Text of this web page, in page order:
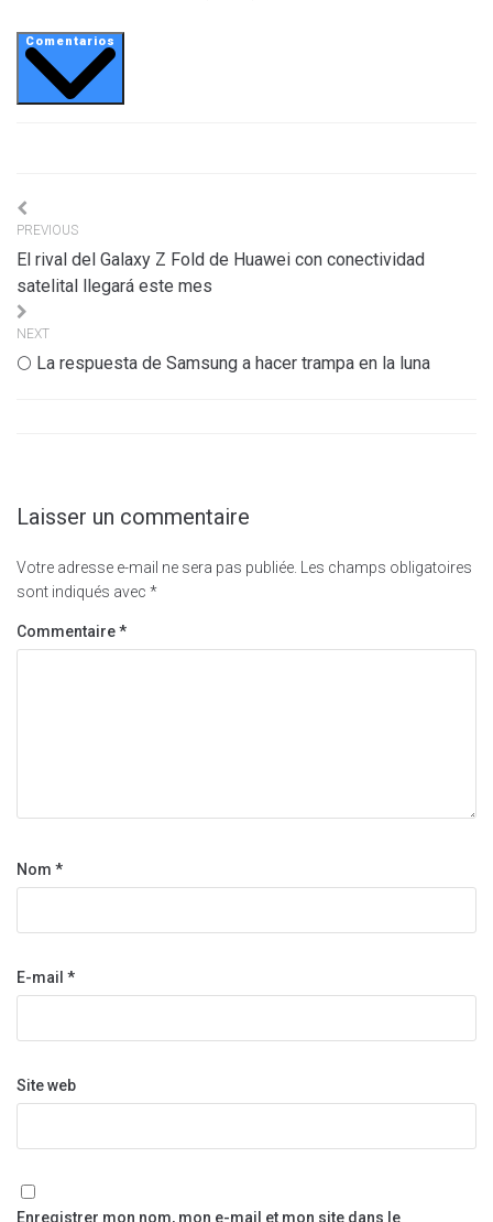
Comentarios
Navigation
de
l’article
PREVIOUS
El rival del Galaxy Z Fold de Huawei con conectividad
satelital llegará este mes
NEXT
🌕 La respuesta de Samsung a hacer trampa en la luna
Laisser un commentaire
Votre adresse e-mail ne sera pas publiée.
Les champs obligatoires
sont indiqués avec *
Commentaire*
Nom *
E-mail *
Site web
Enregistrer mon nom, mon e-mail et mon site dans le